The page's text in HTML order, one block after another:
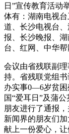
日”宣传教育活动
体有：湖南电视
道、长沙电视台
报、长沙晚报、
台、红网、中华帮
会议由省残联副
持。省残联党组
办实事0—6岁贫困
国“爱耳日”及蒲
朋友进行了通报
新闻界的朋友们
献上一份爱心，